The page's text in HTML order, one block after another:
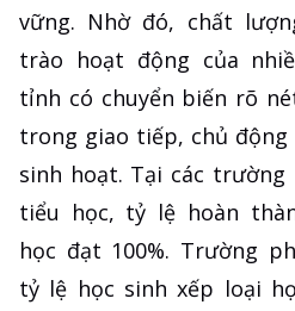
vững. Nhờ đó, chất
trào hoạt động của
tỉnh có chuyển biến rõ
trong giao tiếp, chủ
sinh hoạt. Tại các
tiểu học, tỷ lệ hoàn
học đạt 100%. Trường
tỷ lệ học sinh xếp loại